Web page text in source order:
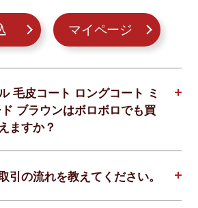
マイページ
毛皮コート ロングコート ミ
ブラウンはボロボロでも買
ますか？
引の流れを教えてください。